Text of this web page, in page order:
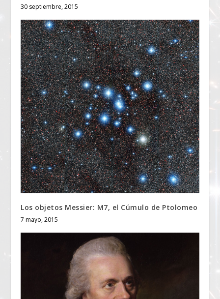
30 septiembre, 2015
Los objetos Messier: M7, el Cúmulo de Ptolomeo
7 mayo, 2015